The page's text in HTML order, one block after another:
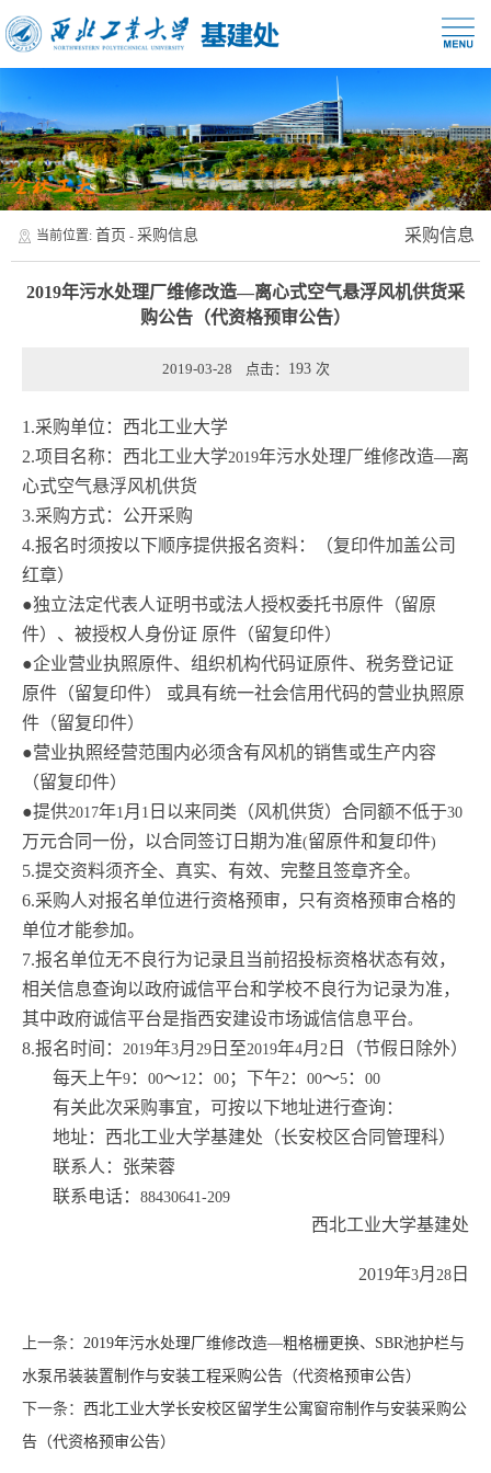
当前位置: 首页 - 采购信息 采购信息
2019年污水处理厂维修改造—离心式空气悬浮风机供货采
购公告（代资格预审公告）
2019-03-28 点击： 193 次
1.采购单位：西北工业大学
2.项目名称：西北工业大学2019年污水处理厂维修改造—离
心式空气悬浮风机供货
3.采购方式：公开采购
4.报名时须按以下顺序提供报名资料：（复印件加盖公司
红章）
●独立法定代表人证明书或法人授权委托书原件（留原
件）、被授权人身份证 原件（留复印件）
●企业营业执照原件、组织机构代码证原件、税务登记证
原件（留复印件） 或具有统一社会信用代码的营业执照原
件（留复印件）
●营业执照经营范围内必须含有风机的销售或生产内容
（留复印件）
●提供2017年1 月 1 日以来同类（风机供货）合同额不低于30
万元合同一份，以合同签订日期为准(留原件和复印件)
5.提交资料须齐全、真实、有效、完整且签章齐全。
6.采购人对报名单位进行资格预审，只有资格预审合格的
单位才能参加。
7.报名单位无不良行为记录且当前招投标资格状态有效，
相关信息查询以政府诚信平台和学校不良行为记录为准，
其中政府诚信平台是指西安建设市场诚信信息平台。
8.报名时间： 2019年3月 29 日至2019年4月 2 日（节假日除外）
每天上午9 ： 00～12 ： 00 ；下午2 ： 00～5 ： 00
有关此次采购事宜，可按以下地址进行查询：
地址：西北工业大学基建处（长安校区合同管理科）
联系人：张荣蓉
联系电话： 88430641-209
西北工业大学基建处
2019年3月 28 日
上一条： 2019年污水处理厂维修改造—粗格栅更换、SBR池护栏与
水泵吊装装置制作与安装工程采购公告（代资格预审公告）
下一条： 西北工业大学长安校区留学生公寓窗帘制作与安装采购公
告（代资格预审公告）